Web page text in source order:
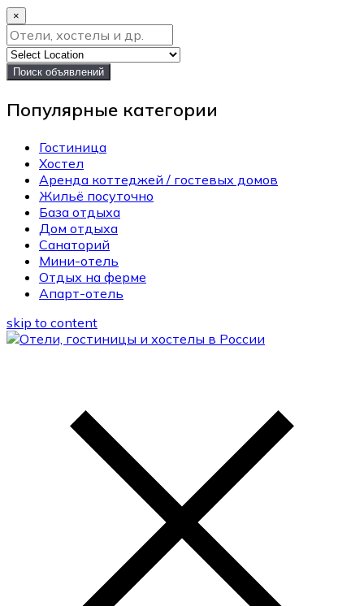
×
Поиск объявлений
Популярные категории
Гостиница
Хостел
Аренда коттеджей / гостевых домов
Жильё посуточно
База отдыха
Дом отдыха
Санаторий
Мини-отель
Отдых на ферме
Апарт-отель
skip to content